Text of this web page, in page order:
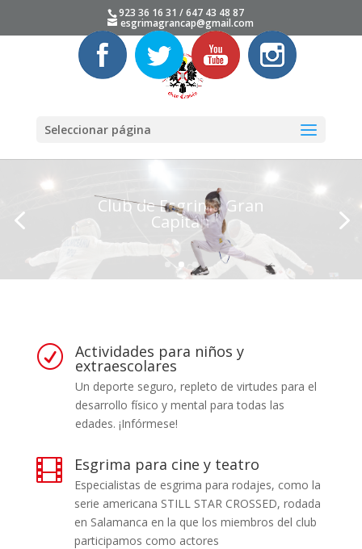
923 36 16 31 / 647 43 48 87
esgrimagrancap@gmail.com
Seleccionar página
R Actividades para niños y
extraescolares
Un deporte seguro, repleto de virtudes para el
desarrollo físico y mental para todas las
edades. ¡Infórmese!
 Esgrima para cine y teatro
Especialistas de esgrima para rodajes, como la
serie americana STILL STAR CROSSED, rodada
en Salamanca en la que los miembros del club
participamos como actores